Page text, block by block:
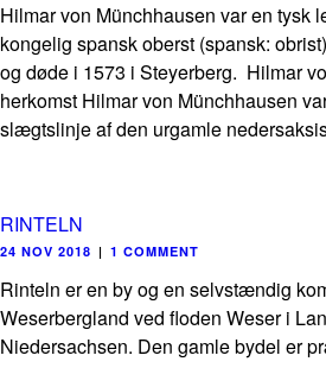
Hilmar von Münchhausen var en tysk
kongelig spansk oberst (spansk:
og døde i 1573 i Steyerberg. Hilmar
herkomst Hilmar von Münchhausen
slægtslinje af den urgamle
RINTELN
24 NOV 2018 | 1 COMMENT
Rinteln er en by og en selvstændig
Weserbergland ved floden Weser i
Niedersachsen. Den gamle bydel er